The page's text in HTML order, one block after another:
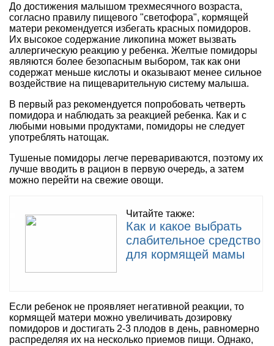
До достижения малышом трехмесячного возраста,
согласно правилу пищевого "светофора", кормящей
матери рекомендуется избегать красных помидоров.
Их высокое содержание ликопина может вызвать
аллергическую реакцию у ребенка. Желтые помидоры
являются более безопасным выбором, так как они
содержат меньше кислоты и оказывают менее сильное
воздействие на пищеварительную систему малыша.
В первый раз рекомендуется попробовать четверть
помидора и наблюдать за реакцией ребенка. Как и с
любыми новыми продуктами, помидоры не следует
употреблять натощак.
Тушеные помидоры легче перевариваются, поэтому их
лучше вводить в рацион в первую очередь, а затем
можно перейти на свежие овощи.
Читайте также:
Как и какое выбрать
слабительное средство
для кормящей мамы
Если ребенок не проявляет негативной реакции, то
кормящей матери можно увеличивать дозировку
помидоров и достигать 2-3 плодов в день, равномерно
распределяя их на несколько приемов пищи. Однако,